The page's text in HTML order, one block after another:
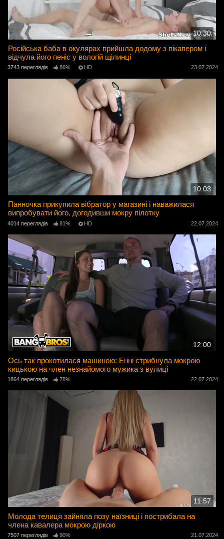
10:30
Російська баба в окулярах прийшла додому з пікапером і
відчула його пеніс у вологій щілинці
3743 переглядів 86% HD 23.07.2024
10:03
Панночка прикупила вібратор у магазині і наважилася
випробувати його, догодивши мокру пілотку
4014 переглядів 81% HD 22.07.2024
12:00
Ось так прокотилася машиною: Енні стрибнула мокрою
кицькою на член незнайомого мужика з вулиці
1864 переглядів 78% 22.07.2024
11:57
Молода телиця зайняла позу наїзниці і пострибала на
члена кавалера мокрою діркою
7507 переглядів 90% 21.07.2024